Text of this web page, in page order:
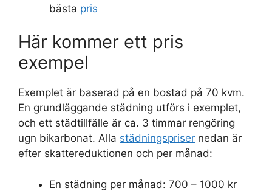
bästa pris
Här kommer ett pris
exempel
Exemplet är baserad på en bostad på 70 kvm.
En grundläggande städning utförs i exemplet,
och ett städtillfälle är ca. 3 timmar rengöring
ugn bikarbonat. Alla städningspriser nedan är
efter skattereduktionen och per månad:
En städning per månad: 700 – 1000 kr